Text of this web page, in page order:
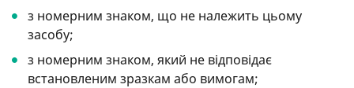
з номерним знаком, що не належить цьому
засобу;
з номерним знаком, який не відповідає
встановленим зразкам або вимогам;